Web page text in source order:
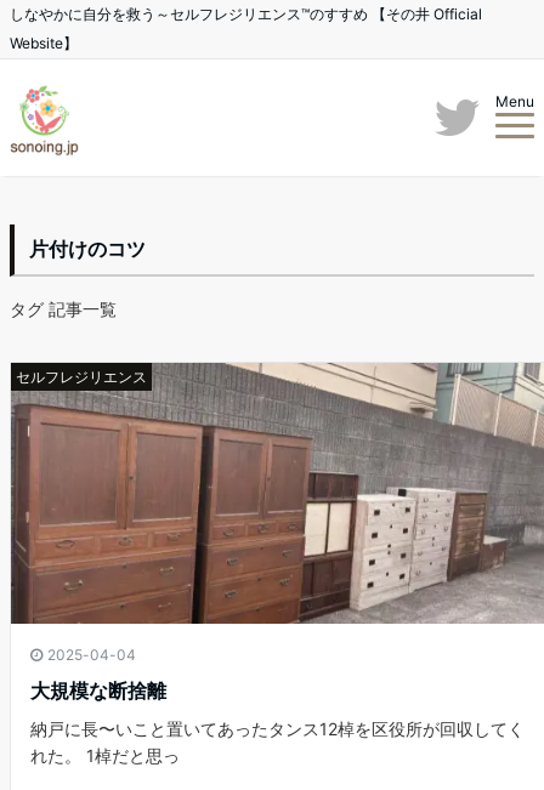
しなやかに自分を救う～セルフレジリエンス™のすすめ 【その井 Official
Website】
Menu
片付けのコツ
タグ 記事一覧
セルフレジリエンス
2025-04-04
大規模な断捨離
納戸に長〜いこと置いてあったタンス12棹を区役所が回収してく
れた。 1棹だと思っ